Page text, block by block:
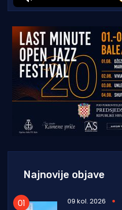
Najnovije objave
09 kol. 2026